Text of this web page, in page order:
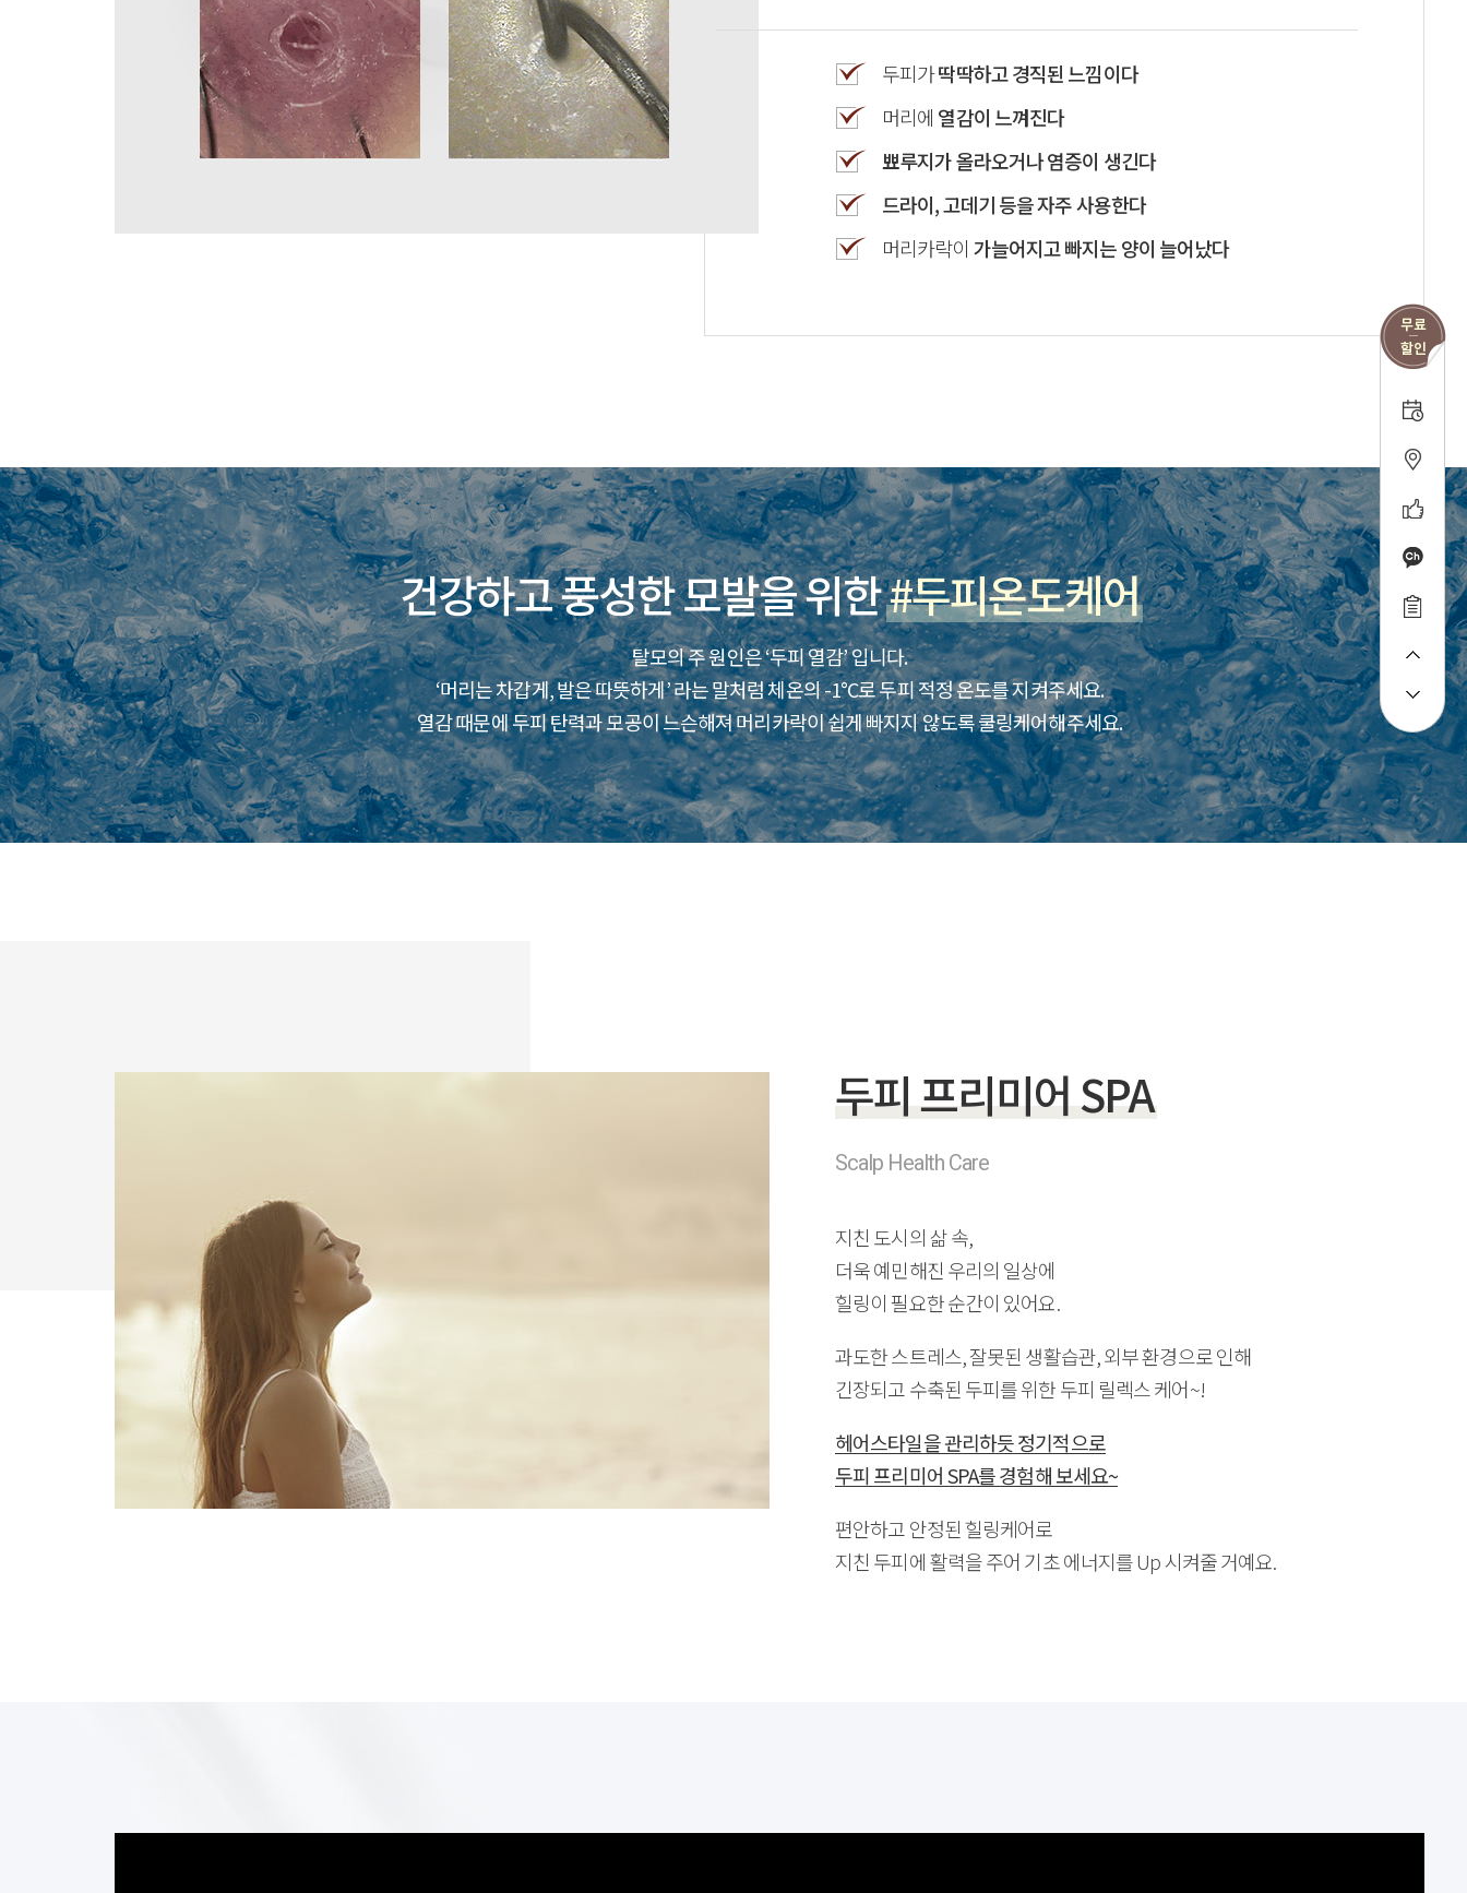
두피가딱딱하고 경직된 느낌이다
머리에 열감이 느껴진다
뾰루지가 올라오거나 염증이 생긴다
드라이, 고데기 등을 자주 사용한다
머리카락이 가늘어지고 빠지는 양이 늘어났다
건강하고 풍성한 모발을 위한#두피온도케어
탈모의 주 원인은 ‘두피 열감’ 입니다.
‘머리는 차갑게, 발은 따뜻하게’ 라는 말처럼 체온의 -1°C로 두피 적정 온도를 지켜주세요.
열감 때문에 두피 탄력과 모공이 느슨해져 머리카락이 쉽게 빠지지 않도록 쿨링케어해주세요.
두피 프리미어 SPA
Scalp Health Care
지친 도시의 삶 속,
더욱 예민해진 우리의 일상에
힐링이 필요한 순간이 있어요.
과도한 스트레스, 잘못된 생활습관, 외부 환경으로 인해
긴장되고 수축된 두피를 위한 두피 릴렉스 케어~!
헤어스타일을 관리하듯 정기적으로
두피 프리미어 SPA를 경험해 보세요~
편안하고 안정된 힐링케어로
지친 두피에 활력을 주어 기초 에너지를 Up 시켜줄 거예요.
고객불편사항 *는 필수 입력 항목
지점선택
이름 휴대폰 번호
제목
문의내용
업무제휴/광고문의 *는 필수 입력 항목
구분 업체명
담당자 홈페이지 주소
이름 휴대폰 번호
제목